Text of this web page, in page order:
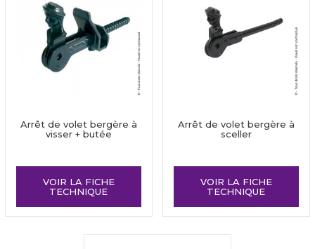
Arrêt de volet bergère à
visser + butée
VOIR LA FICHE
TECHNIQUE
Arrêt de volet bergère à
sceller
VOIR LA FICHE
TECHNIQUE